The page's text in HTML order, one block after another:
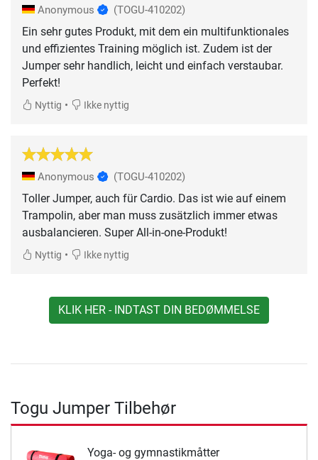
Anonymous (TOGU-410202)
Ein sehr gutes Produkt, mit dem ein multifunktionales
und effizientes Training möglich ist. Zudem ist der
Jumper sehr handlich, leicht und einfach verstaubar.
Perfekt!
Nyttig • Ikke nyttig
Anonymous (TOGU-410202)
Toller Jumper, auch für Cardio. Das ist wie auf einem
Trampolin, aber man muss zusätzlich immer etwas
ausbalancieren. Super All-in-one-Produkt!
Nyttig • Ikke nyttig
KLIK HER - INDTAST DIN BEDØMMELSE
Togu Jumper Tilbehør
Yoga- og gymnastikmåtter